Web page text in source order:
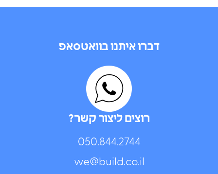
דברו איתנו בוואטסאפ
רוצים ליצור קשר?
050.844.2744⁩
we@build.co.il